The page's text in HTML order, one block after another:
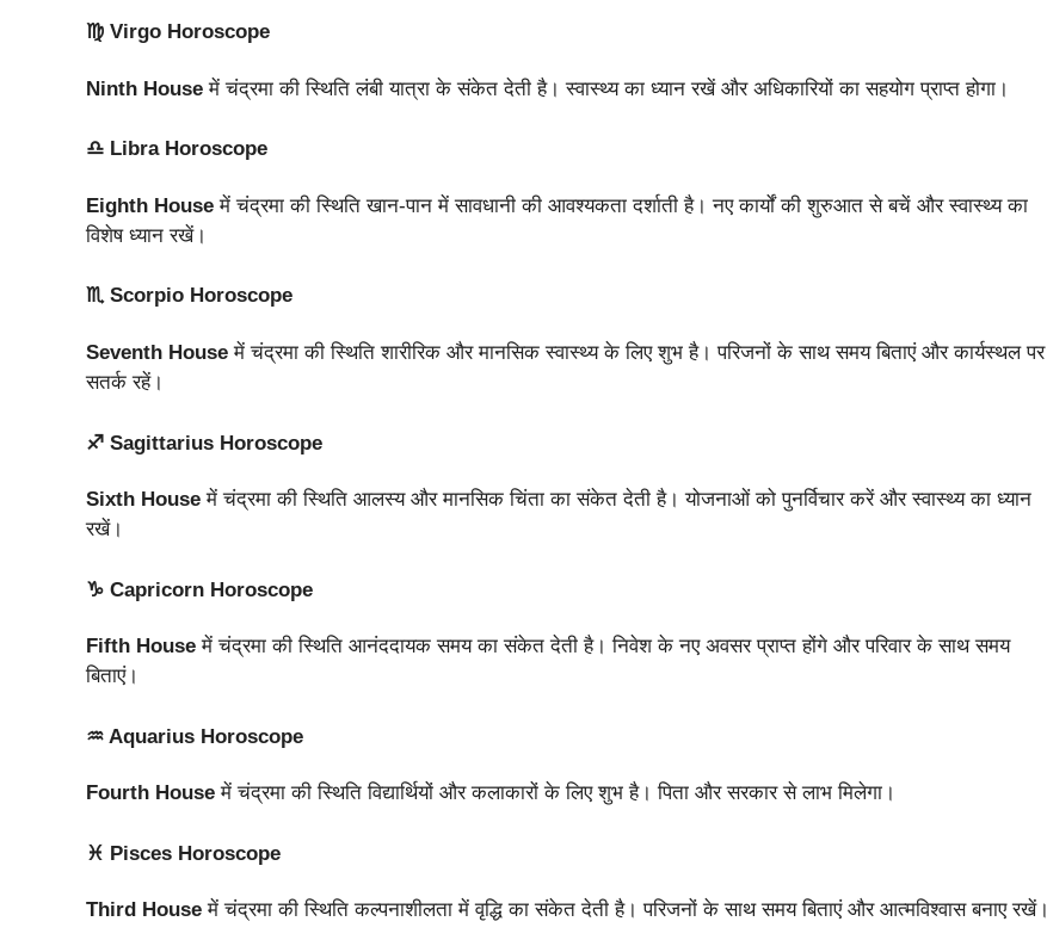
♍ Virgo Horoscope
Ninth House में चंद्रमा की स्थिति लंबी यात्रा के संकेत देती है। स्वास्थ्य का ध्यान रखें और अधिकारियों का सहयोग प्राप्त होगा।
♎ Libra Horoscope
Eighth House में चंद्रमा की स्थिति खान-पान में सावधानी की आवश्यकता दर्शाती है। नए कार्यों की शुरुआत से बचें और स्वास्थ्य का
विशेष ध्यान रखें।
♏ Scorpio Horoscope
Seventh House में चंद्रमा की स्थिति शारीरिक और मानसिक स्वास्थ्य के लिए शुभ है। परिजनों के साथ समय बिताएं और कार्यस्थल पर
सतर्क रहें।
♐ Sagittarius Horoscope
Sixth House में चंद्रमा की स्थिति आलस्य और मानसिक चिंता का संकेत देती है। योजनाओं को पुनर्विचार करें और स्वास्थ्य का ध्यान
रखें।
♑ Capricorn Horoscope
Fifth House में चंद्रमा की स्थिति आनंददायक समय का संकेत देती है। निवेश के नए अवसर प्राप्त होंगे और परिवार के साथ समय
बिताएं।
♒ Aquarius Horoscope
Fourth House में चंद्रमा की स्थिति विद्यार्थियों और कलाकारों के लिए शुभ है। पिता और सरकार से लाभ मिलेगा।
♓ Pisces Horoscope
Third House में चंद्रमा की स्थिति कल्पनाशीलता में वृद्धि का संकेत देती है। परिजनों के साथ समय बिताएं और आत्मविश्वास बनाए रखें।